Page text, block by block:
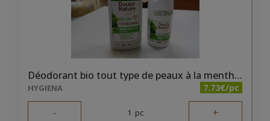
Déodorant bio tout type de peaux à la menthe 50ml Douce Nature
HYGIENA 7.73€/pc
- 1 pc +